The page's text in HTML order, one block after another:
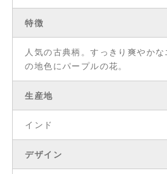
特徴
人気の古典柄。すっきり爽やか
の地色にパープルの花。
生産地
インド
デザイン